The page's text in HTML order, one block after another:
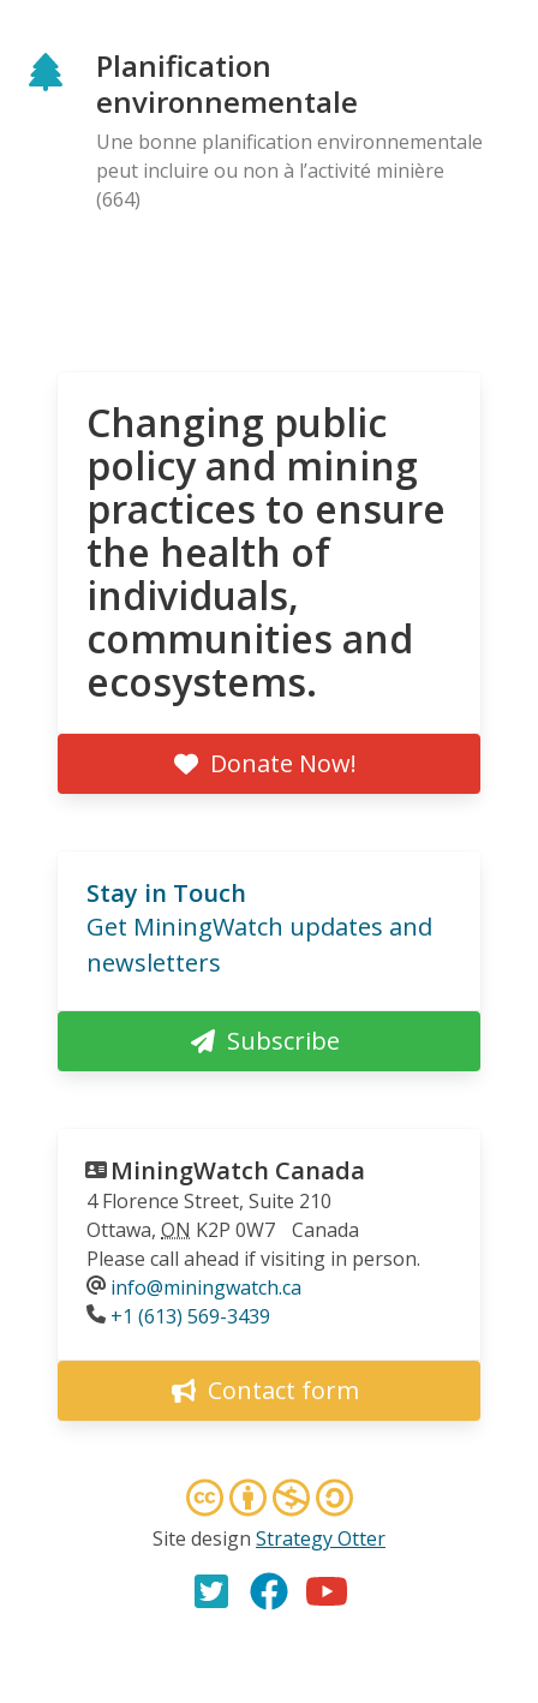
Planification
environnementale
Une bonne planification environnementale
peut incluire ou non à l’activité minière
(664)
Changing public
policy and mining
practices to ensure
the health of
individuals,
communities and
ecosystems.
Donate Now!
Stay in Touch
Get MiningWatch updates and
newsletters
Subscribe
MiningWatch Canada
4 Florence Street, Suite 210
Ottawa, ON K2P 0W7
Canada
Please call ahead if visiting in person.
info@miningwatch.ca
Phone
+1 (613) 569-3439
Contact form
Site design Strategy Otter